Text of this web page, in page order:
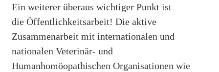
Ein weiterer überaus wichtiger Punkt ist
die Öffentlichkeitsarbeit! Die aktive
Zusammenarbeit mit internationalen und
nationalen Veterinär- und
Humanhomöopathischen Organisationen wie